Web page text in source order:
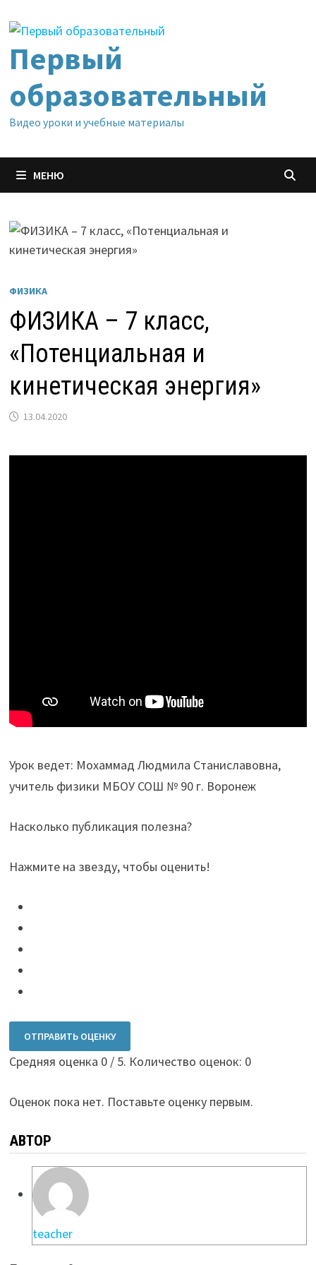
содержимому
Первый
образовательный
Видео уроки и учебные материалы
МЕНЮ
ФИЗИКА
ФИЗИКА – 7 класс,
«Потенциальная и
кинетическая энергия»
13.04.2020
Урок ведет: Мохаммад Людмила Станиславовна,
учитель физики МБОУ СОШ № 90 г. Воронеж
Насколько публикация полезна?
Нажмите на звезду, чтобы оценить!
ОТПРАВИТЬ ОЦЕНКУ
Средняя оценка 0/ 5. Количество оценок: 0
Оценок пока нет. Поставьте оценку первым.
АВТОР
teacher